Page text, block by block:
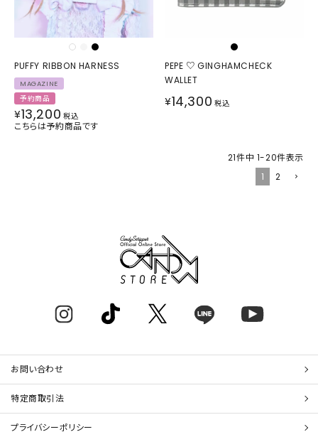
PUFFY RIBBON HARNESS
MAGAZINE
予約商品
¥13,200 税込
こちらは予約商品です
PEPE ♡ GINGHAMCHECK
WALLET
¥14,300 税込
21件中 1-20件表示
1
2
お問い合わせ
特定商取引法
プライバシーポリシー